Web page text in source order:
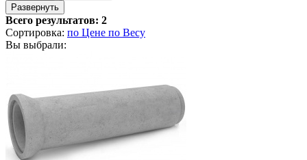
Развернуть
Всего результатов: 2
Сортировка: по Цене по Весу
Вы выбрали: